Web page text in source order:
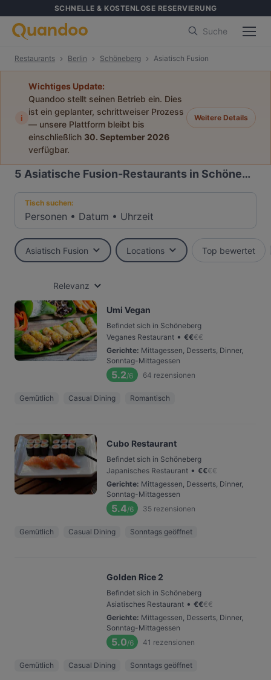
SCHNELLE & KOSTENLOSE RESERVIERUNG
Suche
Restaurants Berlin Schöneberg Asiatisch Fusion
i
Wichtiges Update:
Quandoo stellt seinen Betrieb ein. Dies
ist ein geplanter, schrittweiser Prozess
— unsere Plattform bleibt bis
einschließlich 30. September 2026
verfügbar.
Weitere Details
5 Asiatische Fusion-Restaurants in Schöneberg, Berlin
Tisch suchen:
Personen • Datum • Uhrzeit
Asiatisch Fusion Locations Top bewertet
Relevanz
Umi Vegan
Befindet sich in Schöneberg
Veganes Restaurant • €€€€
Gerichte: Mittagessen, Desserts, Dinner,
Sonntag-Mittagessen
5.2/6 64 rezensionen
Gemütlich Casual Dining Romantisch
Cubo Restaurant
Befindet sich in Schöneberg
Japanisches Restaurant • €€€€
Gerichte: Mittagessen, Desserts, Dinner,
Sonntag-Mittagessen
5.4/6 35 rezensionen
Gemütlich Casual Dining Sonntags geöffnet
Golden Rice 2
Befindet sich in Schöneberg
Asiatisches Restaurant • €€€€
Gerichte: Mittagessen, Desserts, Dinner,
Sonntag-Mittagessen
5.0/6 41 rezensionen
Gemütlich Casual Dining Sonntags geöffnet